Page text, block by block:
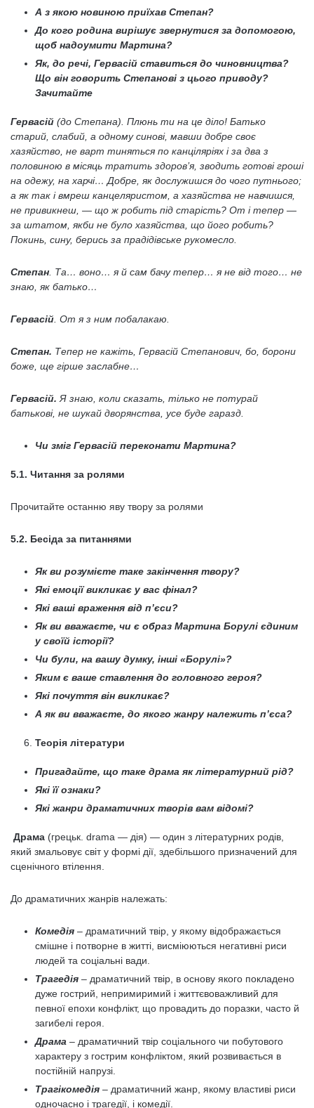
А з якою новиною приїхав Степан?
До кого родина вирішує звернутися за допомогою,
щоб надоумити Мартина?
Як, до речі, Гервасій ставиться до чиновництва?
Що він говорить Степанові з цього приводу?
Зачитайте
Гервасій (до Степана). Плюнь ти на це діло! Батько
старий, слабий, а одному синові, мавши добре своє
хазяйство, не варт тиняться по канціляріях і за два з
половиною в місяць тратить здоров’я, зводить готові гроші
на одежу, на харчі… Добре, як дослужишся до чого путнього;
а як так і вмреш канцеляристом, а хазяйства не навчишся,
не привикнеш, — що ж робить під старість? От і тепер —
за штатом, якби не було хазяйства, що його робить?
Покинь, сину, берись за прадідівське рукомесло.
Степан . Та… воно… я й сам бачу тепер… я не від того… не
знаю, як батько…
Гервасій . От я з ним побалакаю.
Степан. Тепер не кажіть, Гервасій Степанович, бо, борони
боже, ще гірше заслабне…
Гервасій. Я знаю, коли сказать, тілько не потурай
батькові, не шукай дворянства, усе буде гаразд.
Чи зміг Гервасій переконати Мартина?
5.1. Читання за ролями
Прочитайте останню яву твору за ролями
5.2. Бесіда за питаннями
Як ви розумієте таке закінчення твору?
Які емоції викликає у вас фінал?
Які ваші враження від п’єси?
Як ви вважаєте, чи є образ Мартина Борулі єдиним
у своїй історії?
Чи були, на вашу думку, інші «Борулі»?
Яким є ваше ставлення до головного героя?
Які почуття він викликає?
А як ви вважаєте, до якого жанру належить п’єса?
Теорія літератури
Пригадайте, що таке драма як літературний рід?
Які її ознаки?
Які жанри драматичних творів вам відомі?
Драма (грецьк. drama — дія) — один з літературних родів,
який змальовує світ у формі дії, здебільшого призначений для
сценічного втілення.
До драматичних жанрів належать:
Комедія – драматичний твір, у якому відображається
смішне і потворне в житті, висміюються негативні риси
людей та соціальні вади.
Трагедія – драматичний твір, в основу якого покладено
дуже гострий, непримиримий і життєвоважливий для
певної епохи конфлікт, що провадить до поразки, часто й
загибелі героя.
Драма – драматичний твір соціального чи побутового
характеру з гострим конфліктом, який розвивається в
постійній напрузі.
Трагікомедія – драматичний жанр, якому властиві риси
одночасно і трагедії, і комедії.